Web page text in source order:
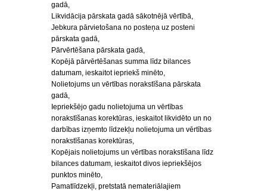
gadā,
Likvidācija pārskata gadā sākotnējā vērtībā,
Jebkura pārvietošana no posteņa uz posteni
pārskata gadā,
Pārvērtēšana pārskata gadā,
Kopējā pārvērtēšanas summa līdz bilances
datumam, ieskaitot iepriekš minēto,
Nolietojums un vērtības norakstīšana pārskata
gadā,
Iepriekšējo gadu nolietojuma un vērtības
norakstīšanas korektūras, ieskaitot likvidēto un no
darbības izņemto līdzekļu nolietojuma un vērtības
norakstīšanas korektūras,
Kopējais nolietojums un vērtības norakstīšana līdz
bilances datumam, ieskaitot divos iepriekšējos
punktos minēto,
Pamatlīdzekļi, pretstatā nemateriālajiem